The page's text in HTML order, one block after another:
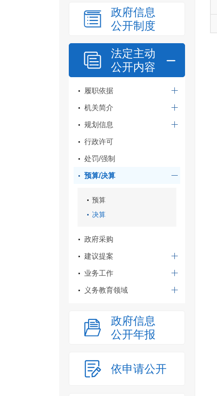
政府信息
公开制度
法定主动
公开内容
履职依据
机关简介
规划信息
行政许可
处罚/强制
预算/决算
预算
决算
政府采购
建议提案
业务工作
义务教育领域
政府信息
公开年报
依申请公开